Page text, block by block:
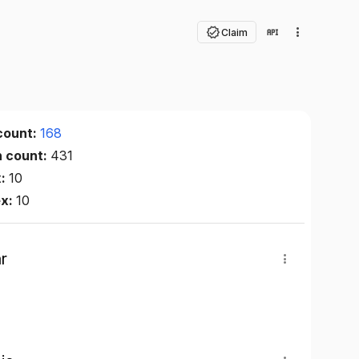
Claim
168
count: 431
10
10